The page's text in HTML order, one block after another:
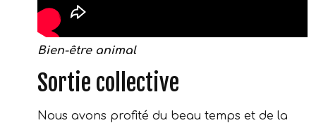
Bien-être animal
Sortie collective
Nous avons profité du beau temps et de la